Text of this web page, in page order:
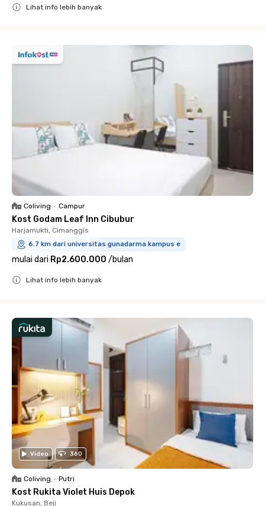
Lihat info lebih banyak
Coliving • Campur
Kost Godam Leaf Inn Cibubur
Harjamukti, Cimanggis
6.7 km dari universitas gunadarma kampus e
mulai dari Rp2.600.000 /bulan
Lihat info lebih banyak
Video 360
Coliving • Putri
Kost Rukita Violet Huis Depok
Kukusan, Beji